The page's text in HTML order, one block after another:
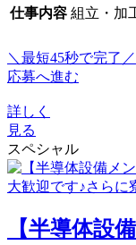
仕事内容 組立・加
＼最短45秒で完了／
応募へ進む
詳しく
見る
スペシャル
【半導体設